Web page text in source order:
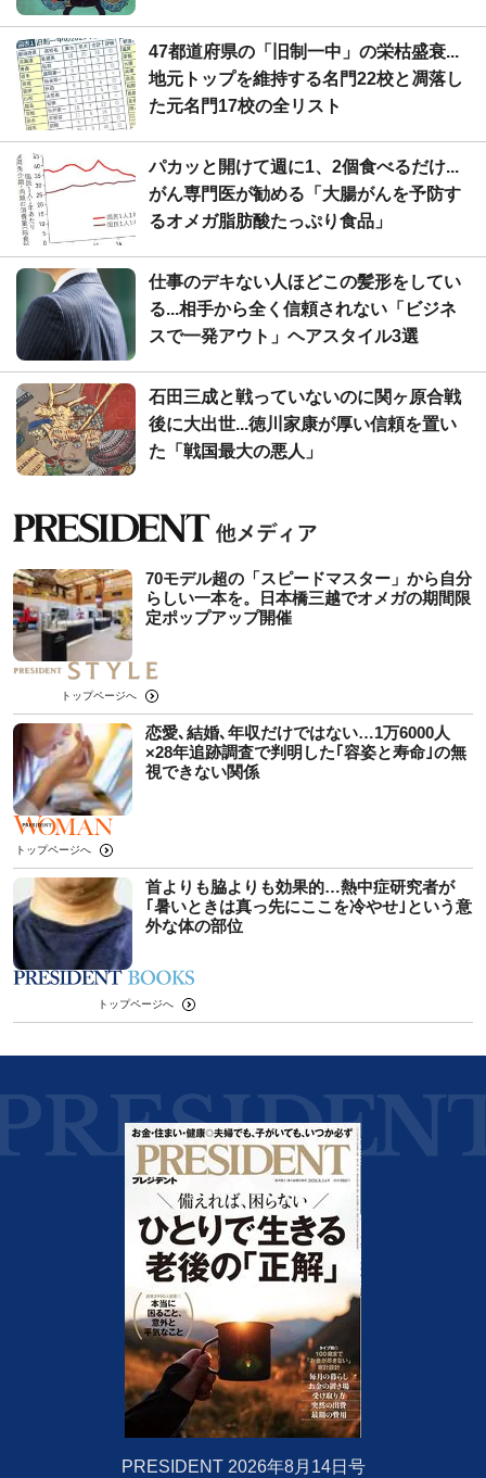
47都道府県の「旧制一中」の栄枯盛衰...
地元トップを維持する名門22校と凋落し
た元名門17校の全リスト
パカッと開けて週に1、2個食べるだけ...
がん専門医が勧める「大腸がんを予防す
るオメガ脂肪酸たっぷり食品」
仕事のデキない人ほどこの髪形をしてい
る...相手から全く信頼されない「ビジネ
スで一発アウト」ヘアスタイル3選
石田三成と戦っていないのに関ヶ原合戦
後に大出世...徳川家康が厚い信頼を置い
た「戦国最大の悪人」
70モデル超の「スピードマスター」から自分
らしい一本を。日本橋三越でオメガの期間限
定ポップアップ開催
トップページへ
恋愛､結婚､年収だけではない…1万6000人
×28年追跡調査で判明した｢容姿と寿命｣の無
視できない関係
トップページへ
首よりも脇よりも効果的…熱中症研究者が
｢暑いときは真っ先にここを冷やせ｣という意
外な体の部位
トップページへ
PRESIDENT 2026年8月14日号